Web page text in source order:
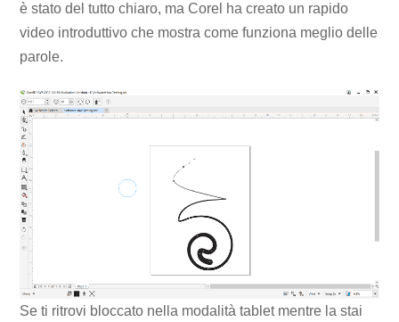
è stato del tutto chiaro, ma Corel ha creato un rapido
video introduttivo che mostra come funziona meglio delle
parole.
Se ti ritrovi bloccato nella modalità tablet mentre la stai